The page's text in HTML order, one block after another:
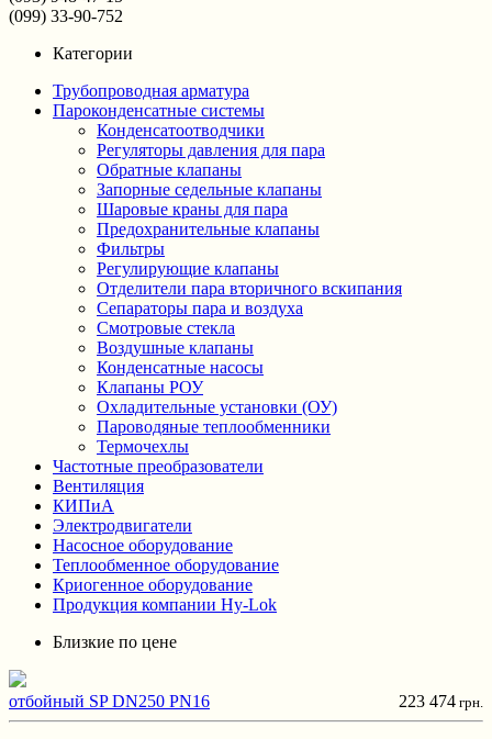
(099) 33-90-752
Категории
Трубопроводная арматура
Пароконденсатные системы
Конденсатоотводчики
Регуляторы давления для пара
Обратные клапаны
Запорные седельные клапаны
Шаровые краны для пара
Предохранительные клапаны
Фильтры
Регулирующие клапаны
Отделители пара вторичного вскипания
Сепараторы пара и воздуха
Смотровые стекла
Воздушные клапаны
Конденсатные насосы
Клапаны РОУ
Охладительные установки (ОУ)
Пароводяные теплообменники
Термочехлы
Частотные преобразователи
Вентиляция
КИПиА
Электродвигатели
Насосное оборудование
Теплообменное оборудование
Криогенное оборудование
Продукция компании Hy-Lok
Близкие по цене
отбойный SP DN250 PN16 223 474 грн.